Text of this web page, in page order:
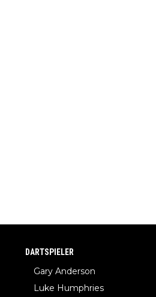
DARTSPIELER
Gary Anderson
Luke Humphries